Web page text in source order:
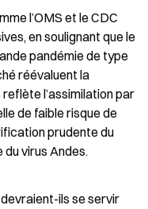
l’OMS et le CDC
en soulignant que le
pandémie de type
réévaluent la
l’assimilation par
de faible risque de
prudente du
virus Andes.
ils se servir